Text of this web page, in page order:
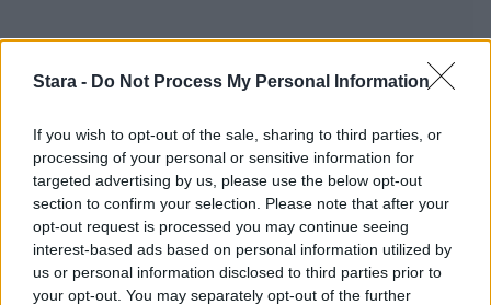
Stara - Do Not Process My Personal Information
If you wish to opt-out of the sale, sharing to third parties, or
processing of your personal or sensitive information for
targeted advertising by us, please use the below opt-out
section to confirm your selection. Please note that after your
opt-out request is processed you may continue seeing
interest-based ads based on personal information utilized by
us or personal information disclosed to third parties prior to
your opt-out. You may separately opt-out of the further